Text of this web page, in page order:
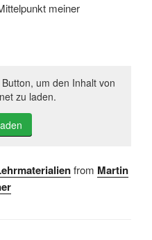
meiner
um den Inhalt von
zu laden.
from Martin